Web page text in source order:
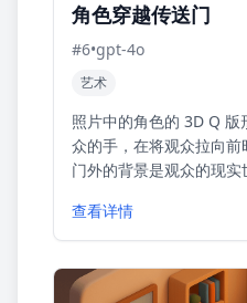
角色穿越传送门
#6•gpt-4o
艺术
照片中的角色的 3D Q
众的手，在将观众拉向
门外的背景是观众的现
是角色所处的3D ...
查看详情